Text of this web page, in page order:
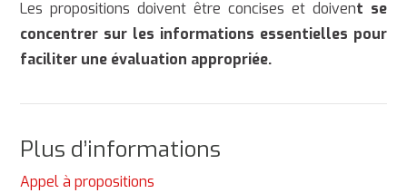
Les propositions doivent être concises et doivent se
concentrer sur les informations essentielles pour
faciliter une évaluation appropriée.
Plus d’informations
Appel à propositions